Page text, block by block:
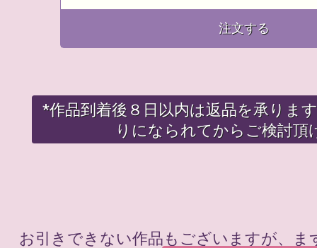
注文する
*作品到着後８日以内は返品を承りま
りになられてからご検討頂
お引きできない作品もございますが、